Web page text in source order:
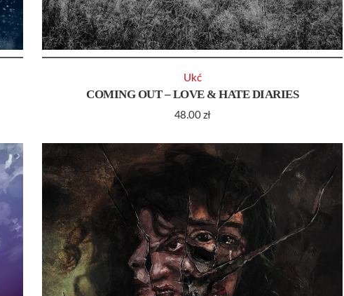
COMING OUT – LOVE & HATE DIARIES
48.00 zł
Ukć